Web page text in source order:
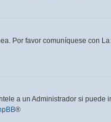
Por favor comuníquese con
a un Administrador si puede
®